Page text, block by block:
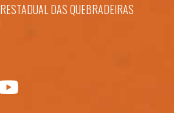
DAS QUEBRADEIRAS